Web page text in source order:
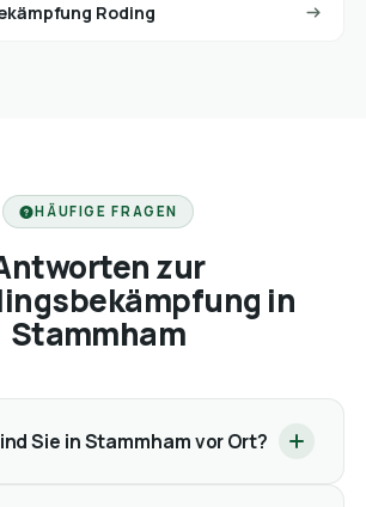
Roding
HÄUFIGE FRAGEN
zur
in
Stammham
Sie in Stammham vor Ort?